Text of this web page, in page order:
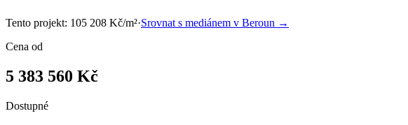
Tento projekt: 105 208 Kč/m²·Srovnat s mediánem v Beroun →
Cena od
5 383 560 Kč
Dostupné